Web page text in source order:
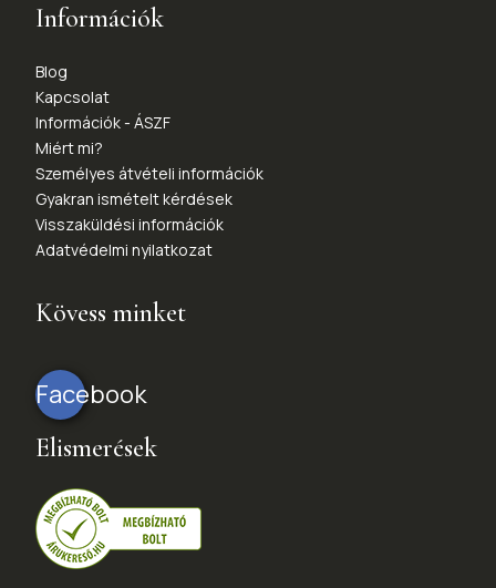
Információk
Blog
Kapcsolat
Információk - ÁSZF
Miért mi?
Személyes átvételi információk
Gyakran ismételt kérdések
Visszaküldési információk
Adatvédelmi nyilatkozat
Kövess minket
Facebook
Elismerések